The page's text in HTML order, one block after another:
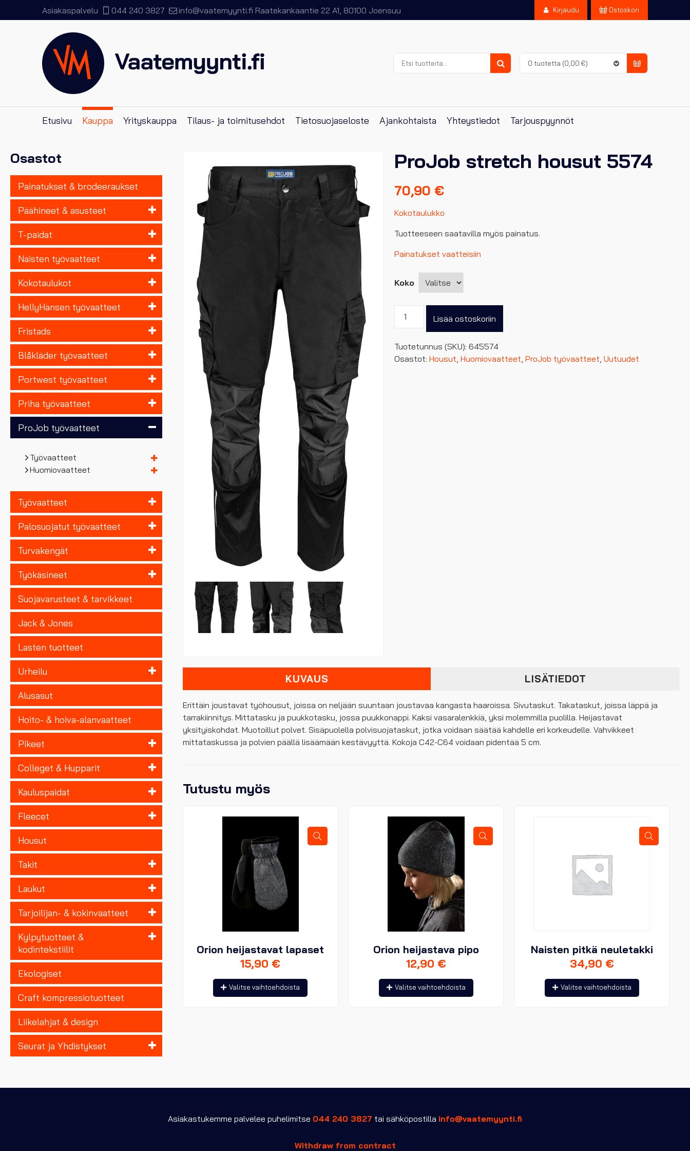
Asiakaspalvelu 044 240 3827 info@vaatemyynti.fi Raatekankaantie 22 A1, 80100 Joensuu Kirjaudu Ostoskori
0 tuotetta (0,00 €)
Etsi:
Etusivu Kauppa Yrityskauppa Tilaus- ja toimitusehdot Tietosuojaseloste Ajankohtaista Yhteystiedot Tarjouspyynnöt
Osastot
Painatukset & brodeeraukset
Päähineet & asusteet
T-paidat
Naisten työvaatteet
Kokotaulukot
HellyHansen työvaatteet
Fristads
Blåkläder työvaatteet
Portwest työvaatteet
Priha työvaatteet
ProJob työvaatteet
Työvaatteet
Huomiovaatteet
Työvaatteet
Palosuojatut työvaatteet
Turvakengät
Työkäsineet
Suojavarusteet & tarvikkeet
Jack & Jones
Lasten tuotteet
Urheilu
Alusasut
Hoito- & hoiva-alanvaatteet
Pikeet
Colleget & Hupparit
Kauluspaidat
Fleecet
Housut
Takit
Laukut
Tarjoilijan- & kokinvaatteet
Kylpytuotteet &
kodintekstiilit
Ekologiset
Craft kompressiotuotteet
Liikelahjat & design
Seurat ja Yhdistykset
ProJob stretch housut 5574
70,90 €
Kokotaulukko
Tuotteeseen saatavilla myös painatus.
Painatukset vaatteisiin
Koko
5574
määrä
Lisää ostoskoriin
Tuotetunnus (SKU): 645574
Osastot: Housut Huomiovaatteet ProJob työvaatteet Uutuudet
KUVAUS LISÄTIEDOT
Erittäin joustavat työhousut, joissa on neljään suuntaan joustavaa kangasta haaroissa. Sivutaskut. Takataskut, joissa läppä ja
tarrakiinnitys. Mittatasku ja puukkotasku, jossa puukkonappi. Kaksi vasaralenkkiä, yksi molemmilla puolilla. Heijastavat
yksityiskohdat. Muotoillut polvet. Sisäpuolella polvisuojataskut, jotka voidaan säätää kahdelle eri korkeudelle. Vahvikkeet
mittataskussa ja polvien päällä lisäämään kestävyyttä. Kokoja C42-C64 voidaan pidentää 5 cm.
Tutustu myös
Orion heijastavat lapaset
15,90 €
Valitse vaihtoehdoista
tuotteella
Orion heijastava pipo
12,90 €
Valitse vaihtoehdoista
tuotteella
Naisten pitkä neuletakki
34,90 €
Valitse vaihtoehdoista
tuotteella
Asiakastukemme palvelee puhelimitse 044 240 3827 tai sähköpostilla info@vaatemyynti.fi
Withdraw from contract